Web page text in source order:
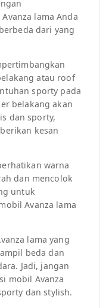
lama Anda
dari yang
atau roof
sporty pada
belakang akan
dan sporty,
kesan
warna
dan mencolok
untuk
Avanza lama
lama yang
beda dan
Jadi, jangan
mobil Avanza
dan stylish.